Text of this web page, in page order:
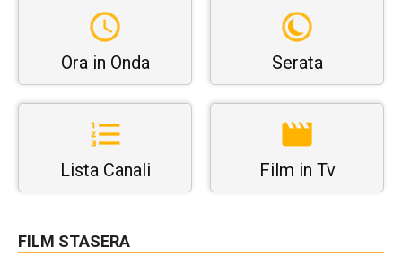
Ora in Onda Serata
Lista Canali Film in Tv
FILM STASERA